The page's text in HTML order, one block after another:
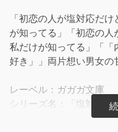
「初恋の人が塩対応だ
が知ってる」「初恋の
私だけが知ってる」「
好き」」両片想い男女の
レーベル：ガガガ文庫
シリーズ名：「塩対応